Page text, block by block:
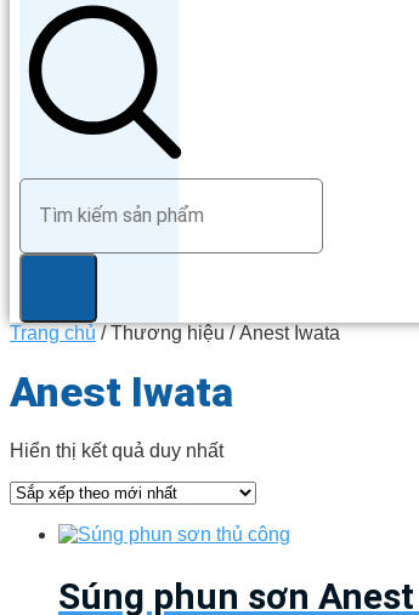
Trang chủ/ Thương hiệu / Anest Iwata
Anest Iwata
Hiển thị kết quả duy nhất
Súng phun sơn